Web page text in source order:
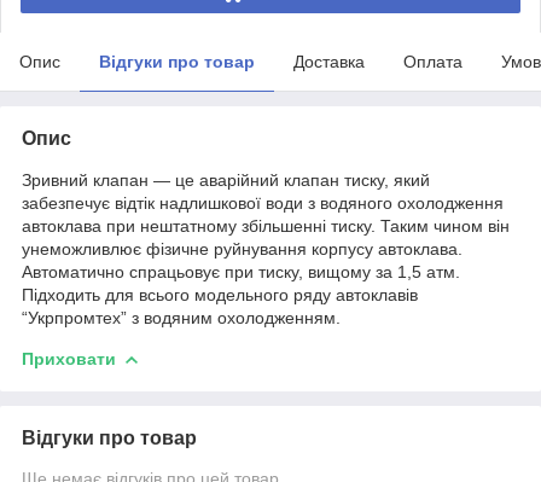
Опис Відгуки про товар Доставка Оплата
Опис
Зривний клапан — це аварійний клапан тиску, який
забезпечує відтік надлишкової води з водяного охолодження
автоклава при нештатному збільшенні тиску. Таким чином він
унеможливлює фізичне руйнування корпусу автоклава.
Автоматично спрацьовує при тиску, вищому за 1,5 атм.
Підходить для всього модельного ряду автоклавів
“Укрпромтех” з водяним охолодженням.
Приховати
Відгуки про товар
Ще немає відгуків про цей товар